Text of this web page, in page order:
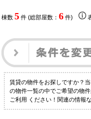
棟数 5件 (総部屋数： 6件)
賃貸の物件をお探しですか？
の物件一覧の中でご希望の物
ご利用 ください！関連の情報